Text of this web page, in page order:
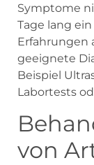
Symptome
Tage lang
Erfahrungen
geeignete
Beispiel
Labortests
von